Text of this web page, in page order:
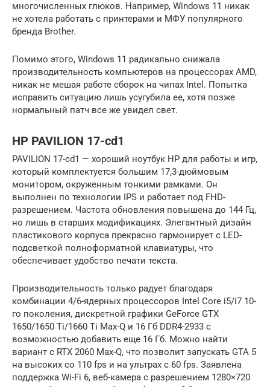
многочисленных глюков. Например, Windows 11 никак
не хотела работать с принтерами и МФУ популярного
бренда Brother.
Помимо этого, Windows 11 радикально снижала
производительность компьютеров на процессорах AMD,
никак не мешая работе сборок на чипах Intel. Попытка
исправить ситуацию лишь усугубила ее, хотя позже
нормальный патч все же увидел свет.
HP PAVILION 17-cd1
PAVILION 17-cd1 — хороший ноутбук HP для работы и игр,
который комплектуется большим 17,3-дюймовым
монитором, окруженным тонкими рамками. Он
выполнен по технологии IPS и работает под FHD-
разрешением. Частота обновления повышена до 144 Гц,
но лишь в старших модификациях. Элегантный дизайн
пластикового корпуса прекрасно гармонирует с LED-
подсветкой полноформатной клавиатуры, что
обеспечивает удобство печати текста.
Производительность только радует благодаря
комбинации 4/6-ядерных процессоров Intel Core i5/i7 10-
го поколения, дискретной графики GeForce GTX
1650/1650 Ti/1660 Ti Max-Q и 16 Гб DDR4-2933 с
возможностью добавить еще 16 Гб. Можно найти
вариант с RTX 2060 Max-Q, что позволит запускать GTA 5
на высоких со 110 fps и на ультрах с 60 fps. Заявлена
поддержка Wi-Fi 6, веб-камера с разрешением 1280×720